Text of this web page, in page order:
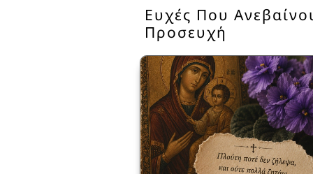
Ευχές Που
Προσευχή